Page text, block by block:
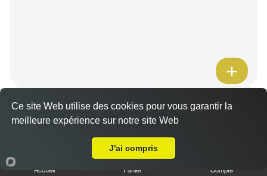
Barquette de viande
Dès7.50 €
1 viande au choix
Accueil Panier Compte
Ce site Web utilise des cookies pour vous garantir la
meilleure expérience sur notre site Web
J'ai compris